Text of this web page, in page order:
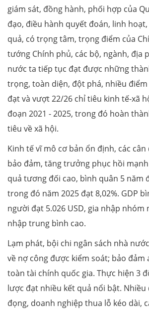
giám sát, đồng hành, phối hợp của
đạo, điều hành quyết đoán, linh
quả, có trọng tâm, trọng điểm của
tướng Chính phủ, các bộ, ngành, địa
nước ta tiếp tục đạt được những
trọng, toàn diện, đột phá, nhiều
đạt và vượt 22/26 chỉ tiêu kinh tế-xã
đoạn 2021 - 2025, trong đó hoàn
tiêu về xã hội.
Kinh tế vĩ mô cơ bản ổn định, các
bảo đảm, tăng trưởng phục hồi
quả tương đối cao, bình quân 5 năm
trong đó năm 2025 đạt 8,02%. GDP
người đạt 5.026 USD, gia nhập nhóm
nhập trung bình cao.
Lạm phát, bội chi ngân sách nhà
về nợ công được kiểm soát; bảo đảm
toàn tài chính quốc gia. Thực hiện 3
lược đạt nhiều kết quả nổi bật. Nhiều
đọng, doanh nghiệp thua lỗ kéo dài,